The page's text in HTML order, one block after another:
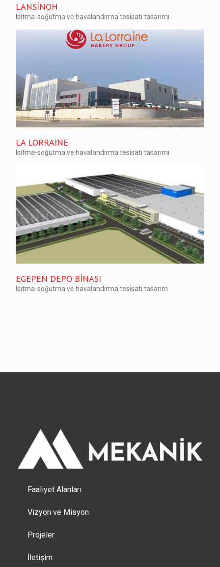
LANSİNOH
Isıtma-soğutma ve havalandırma tesisatı tasarımı
LA LORRAINE
Isıtma-soğutma ve havalandırma tesisatı tasarımı
EGEPEN DEPO BİNASI
Isıtma-soğutma ve havalandırma tesisatı tasarım
Faaliyet Alanları
Vizyon ve Misyon
Projeler
İletişim